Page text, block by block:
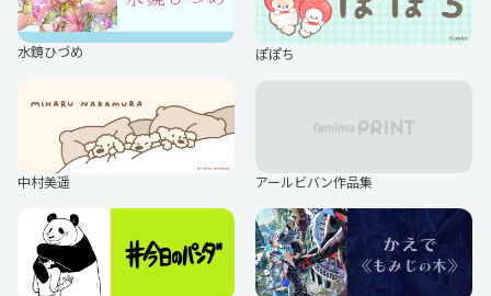
劇場版モノノ怪 TVアニメ『Dr.STONE』
水鏡ひづめ ぽぽち
中村美遥 アールビバン作品集